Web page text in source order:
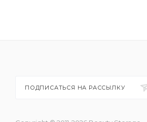
ПОДПИСАТЬСЯ НА РАССЫЛКУ